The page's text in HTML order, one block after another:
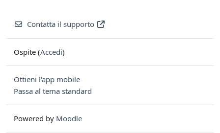
Contatta il supporto
Ospite (Accedi)
Ottieni l'app mobile
Passa al tema standard
Powered by Moodle